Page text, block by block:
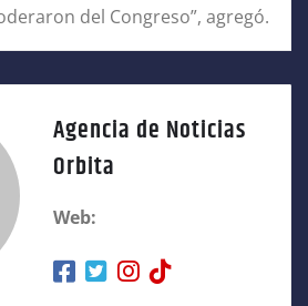
del Congreso”, agregó.
Agencia de Noticias
Orbita
Web: